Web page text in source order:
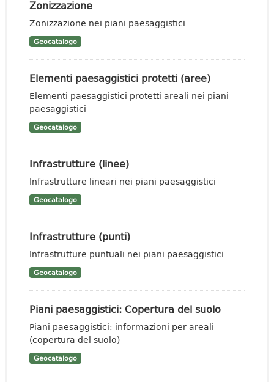
Zonizzazione
Zonizzazione nei piani paesaggistici
Geocatalogo
Elementi paesaggistici protetti (aree)
Elementi paesaggistici protetti areali nei piani
paesaggistici
Geocatalogo
Infrastrutture (linee)
Infrastrutture lineari nei piani paesaggistici
Geocatalogo
Infrastrutture (punti)
Infrastrutture puntuali nei piani paesaggistici
Geocatalogo
Piani paesaggistici: Copertura del suolo
Piani paesaggistici: informazioni per areali
(copertura del suolo)
Geocatalogo